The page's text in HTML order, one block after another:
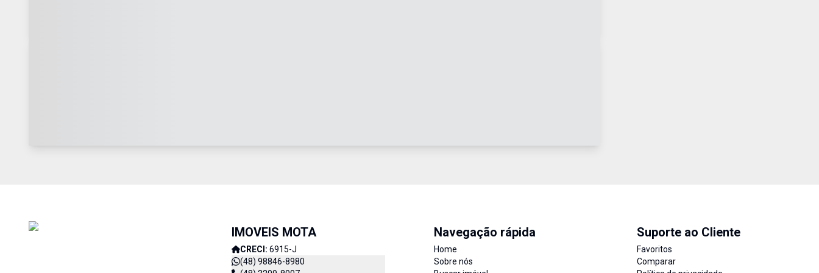
IMOVEIS MOTA
CRECI: 6915-J
(48) 98846-8980
Navegação rápida
Home
Sobre nós
Suporte ao Cliente
Favoritos
Comparar